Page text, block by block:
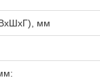
мм